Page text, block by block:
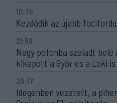
10:36
Kezdődik az újabb
21:58
Nagy pofonba szaladt belé
kikapott a Győr és a Loki is
20:17
Idegenben vezetett, a